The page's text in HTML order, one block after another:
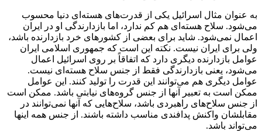
به عنوان مثال اسرائیل یکی از قدرت‌های هسته‌ای دنیا محسوب
می‌شود. سلاح هسته‌ای هم کم ندارد، اما بازدارندگی او در ایران
اعمال نمی‌شود. شاید برای بعضی از کشورهای خرد بازدارنده باشد،
ولی برای ایران نیست. نکته این است که جمهوری اسلامی ایران
عوامل بازدارنده دیگری دارد که اتفاقاً بر روی اسرائیل اعمال
می‌شود، یعنی بازدارندگی فقط از جنس سلاح هسته‌ای نیست.
عوامل دیگری هم می‌توانند این قدرت را تولید کنند. این عوامل
ممکن است به تعبیر آنها از جنس گروه‌های نیابتی باشد. ممکن است
از جنس سلاح‌های راهبردی باشد، سلاح‌هایی که آنها نمی‌توانند در
مقابلشان واکنش پدافندی مناسب داشته باشند. از جنس همه اینها
می‌تواند باشد.